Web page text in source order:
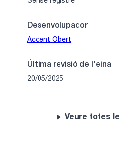
Desenvolupador
Accent Obert
Última revisió de l'eina
20/05/2025
Veure totes